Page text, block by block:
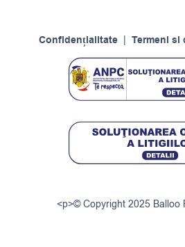
Confidențialitate Termeni si
<p>© Copyright 2025 Balloo